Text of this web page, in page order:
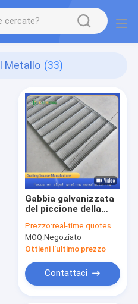
Metallo (33)
Gabbia galvanizzata
del piccione della
del metallo della
immersione calda
Prezzo:real-time quotes
MOQ:Negoziato
Ottieni l'ultimo prezzo
Contattaci